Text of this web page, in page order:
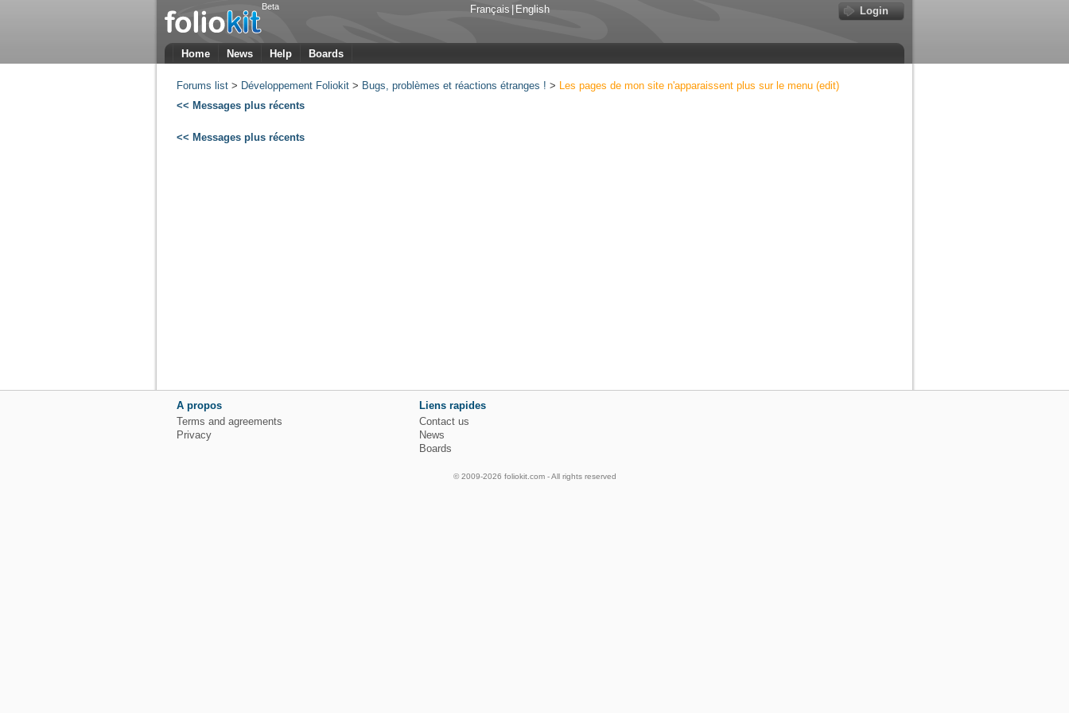
Beta Français English Login
Home News Help Boards
Forums list > Développement Foliokit > Bugs, problèmes et réactions étranges ! > Les pages de mon site n'apparaissent plus sur le menu (edit)
<< Messages plus récents
<< Messages plus récents
A propos
Terms and agreements
Privacy
Liens rapides
Contact us
News
Boards
© 2009-2026 foliokit.com - All rights reserved